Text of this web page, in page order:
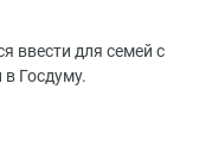
ввести для семей с
Госдуму.